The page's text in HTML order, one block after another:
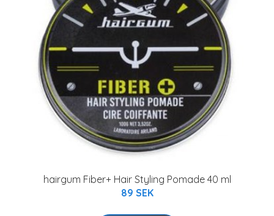
hairgum Fiber+ Hair Styling Pomade 40 ml
89 SEK